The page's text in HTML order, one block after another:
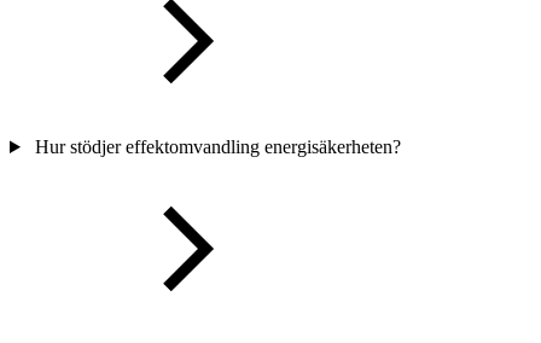
Hur stödjer effektomvandling energisäkerheten?